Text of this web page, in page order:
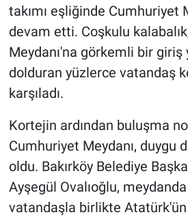
takımı eşliğinde Cumhuriyet
devam etti. Coşkulu
Meydanı'na görkemli bir giriş
dolduran yüzlerce vatandaş
karşıladı.
Kortejin ardından buluşma
Cumhuriyet Meydanı, duygu
oldu. Bakırköy Belediye
Ayşegül Ovalıoğlu,
vatandaşla birlikte